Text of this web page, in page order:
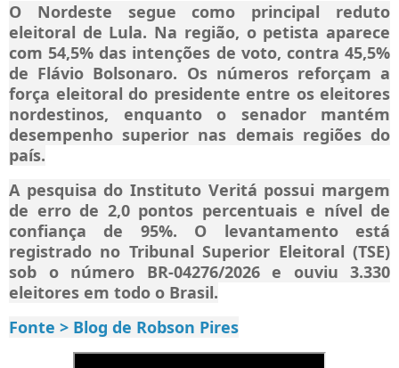
O Nordeste segue como principal reduto
eleitoral de Lula. Na região, o petista aparece
com 54,5% das intenções de voto, contra 45,5%
de Flávio Bolsonaro. Os números reforçam a
força eleitoral do presidente entre os eleitores
nordestinos, enquanto o senador mantém
desempenho superior nas demais regiões do
país.
A pesquisa do Instituto Veritá possui margem
de erro de 2,0 pontos percentuais e nível de
confiança de 95%. O levantamento está
registrado no Tribunal Superior Eleitoral (TSE)
sob o número BR-04276/2026 e ouviu 3.330
eleitores em todo o Brasil.
Fonte > Blog de Robson Pires